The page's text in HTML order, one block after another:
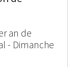
an de
- Dimanche